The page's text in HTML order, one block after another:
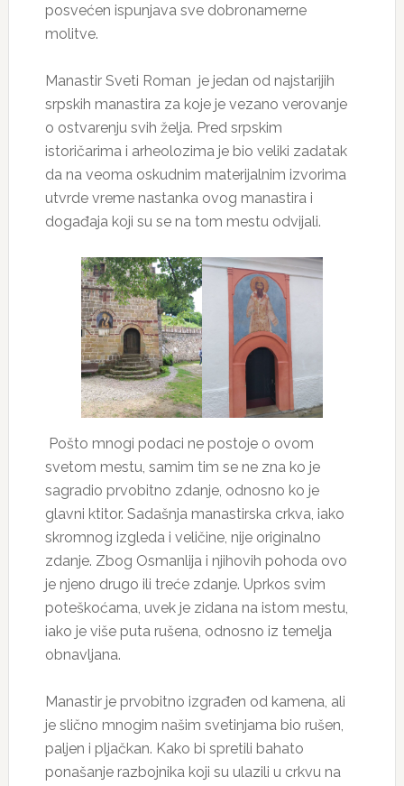
posvećen ispunjava sve dobronamerne
molitve.
Manastir Sveti Roman je jedan od najstarijih
srpskih manastira za koje je vezano verovanje
o ostvarenju svih želja. Pred srpskim
istoričarima i arheolozima je bio veliki zadatak
da na veoma oskudnim materijalnim izvorima
utvrde vreme nastanka ovog manastira i
događaja koji su se na tom mestu odvijali.
Pošto mnogi podaci ne postoje o ovom
svetom mestu, samim tim se ne zna ko je
sagradio prvobitno zdanje, odnosno ko je
glavni ktitor. Sadašnja manastirska crkva, iako
skromnog izgleda i veličine, nije originalno
zdanje. Zbog Osmanlija i njihovih pohoda ovo
je njeno drugo ili treće zdanje. Uprkos svim
poteškoćama, uvek je zidana na istom mestu,
iako je više puta rušena, odnosno iz temelja
obnavljana.
Manastir je prvobitno izgrađen od kamena, ali
je slično mnogim našim svetinjama bio rušen,
paljen i pljačkan. Kako bi spretili bahato
ponašanje razbojnika koji su ulazili u crkvu na